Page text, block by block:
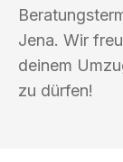
Jena. Wir
deinem
zu dürfen!